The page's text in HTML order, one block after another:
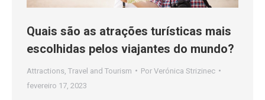
Quais são as atrações turísticas mais
escolhidas pelos viajantes do mundo?
Attractions Travel and Tourism Por Verónica Strizinec
fevereiro 17, 2023